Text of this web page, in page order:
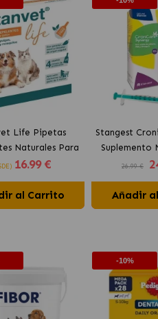
Life Pipetas
Naturales Para
y Gatos
16.99 €
al Carrito
Stangest
Suplemento
Perros
26.99 €
Añadir
-10%